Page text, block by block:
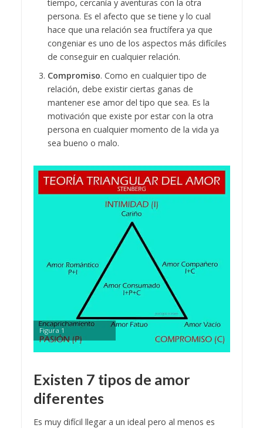
tiempo, cercanía y aventuras con la otra
persona. Es el afecto que se tiene y lo cual
hace que una relación sea fructífera ya que
congeniar es uno de los aspectos más difíciles
de conseguir en cualquier relación.
Compromiso. Como en cualquier tipo de
relación, debe existir ciertas ganas de
mantener ese amor del tipo que sea. Es la
motivación que existe por estar con la otra
persona en cualquier momento de la vida ya
sea bueno o malo.
Figura 1
Existen 7 tipos de amor
diferentes
Es muy difícil llegar a un ideal pero al menos es